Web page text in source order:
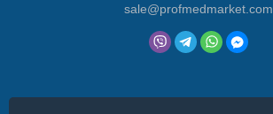
sale@profmedmarket.com